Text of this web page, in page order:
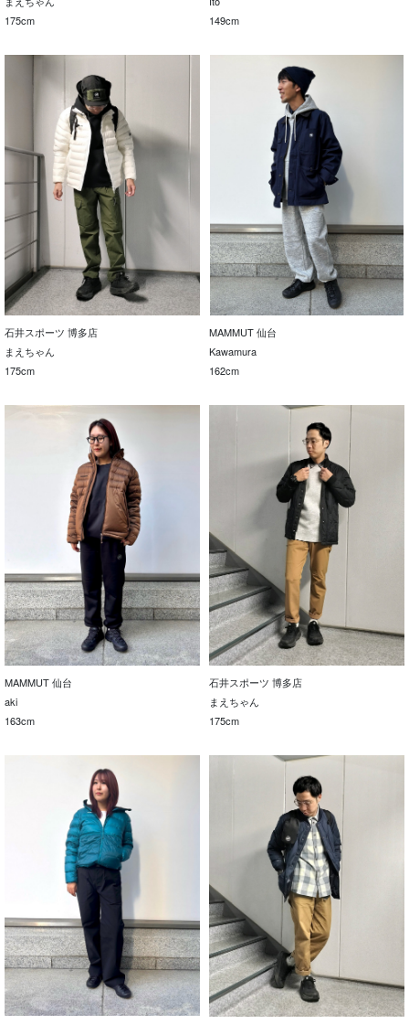
175cm
149cm
石井スポーツ 博多店
まえちゃん
175cm
MAMMUT 仙台
Kawamura
162cm
MAMMUT 仙台
aki
163cm
石井スポーツ 博多店
まえちゃん
175cm